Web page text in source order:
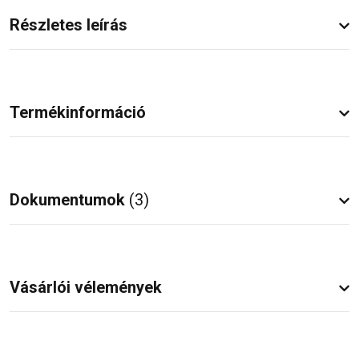
Részletes leírás
Termékinformáció
Dokumentumok (3)
Vásárlói vélemények